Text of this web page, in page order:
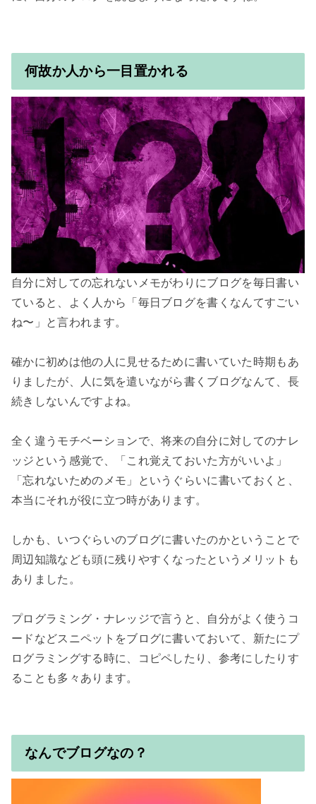
何故か人から一目置かれる
自分に対しての忘れないメモがわりにブログを毎日書い
ていると、よく人から「毎日ブログを書くなんてすごい
ね〜」と言われます。
確かに初めは他の人に見せるために書いていた時期もあ
りましたが、人に気を遣いながら書くブログなんて、長
続きしないんですよね。
全く違うモチベーションで、将来の自分に対してのナレ
ッジという感覚で、「これ覚えておいた方がいいよ」
「忘れないためのメモ」というぐらいに書いておくと、
本当にそれが役に立つ時があります。
しかも、いつぐらいのブログに書いたのかということで
周辺知識なども頭に残りやすくなったというメリットも
ありました。
プログラミング・ナレッジで言うと、自分がよく使うコ
ードなどスニペットをブログに書いておいて、新たにプ
ログラミングする時に、コピペしたり、参考にしたりす
ることも多々あります。
なんでブログなの？